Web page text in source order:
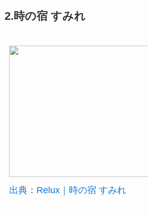
2.時の宿 すみれ
出典：Relux｜時の宿 すみれ